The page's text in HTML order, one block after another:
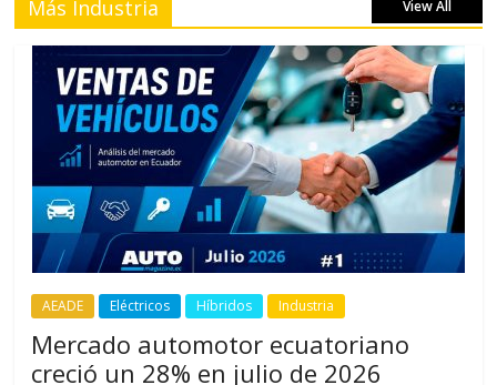
Más Industria View All
AEADE Eléctricos Híbridos Industria
Mercado automotor ecuatoriano
creció un 28% en julio de 2026